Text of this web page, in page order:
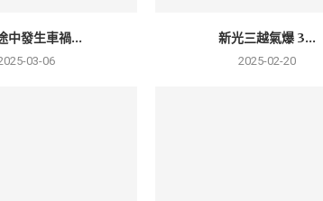
中發生車禍...
03-06
新光三越氣爆 3...
2025-02-20